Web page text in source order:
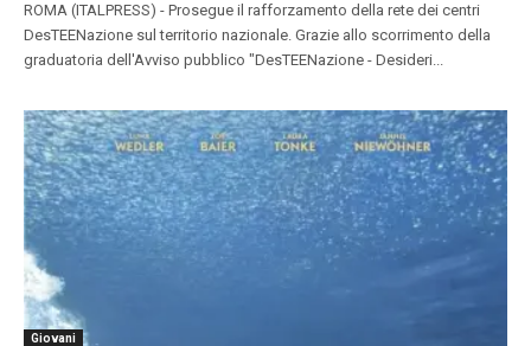
ROMA (ITALPRESS) - Prosegue il rafforzamento della rete dei centri
DesTEENazione sul territorio nazionale. Grazie allo scorrimento della
graduatoria dell'Avviso pubblico "DesTEENazione - Desideri...
Giovani